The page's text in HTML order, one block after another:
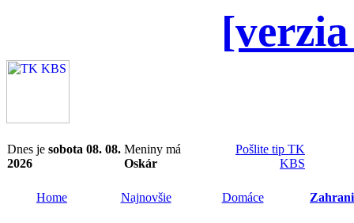
Dnes je sobota 08. 08.
2026
Meniny má
Oskár
Pošlite tip TK
KBS
Home Najnovšie Domáce